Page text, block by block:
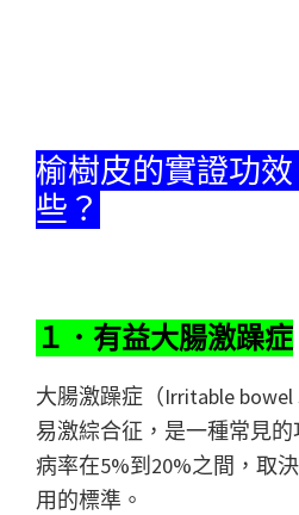
榆樹皮的實證功
些？
１．有益大腸激躁症
大腸激躁症（Irritable
易激綜合征，是一種常見
病率在5%到20%之間，取
用的標準。